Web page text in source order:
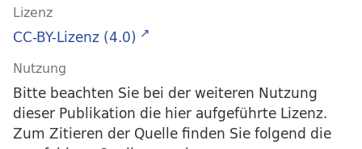
Lizenz
CC-BY-Lizenz (4.0)
Nutzung
Bitte beachten Sie bei der weiteren Nutzung
dieser Publikation die hier aufgeführte Lizenz.
Zum Zitieren der Quelle finden Sie folgend die